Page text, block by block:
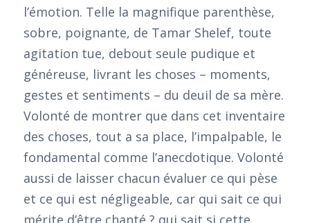
l’émotion. Telle la magnifique parenthèse,
sobre, poignante, de Tamar Shelef, toute
agitation tue, debout seule pudique et
généreuse, livrant les choses – moments,
gestes et sentiments – du deuil de sa mère.
Volonté de montrer que dans cet inventaire
des choses, tout a sa place, l’impalpable, le
fondamental comme l’anecdotique. Volonté
aussi de laisser chacun évaluer ce qui pèse
et ce qui est négligeable, car qui sait ce qui
mérite d’être chanté ? qui sait si cette